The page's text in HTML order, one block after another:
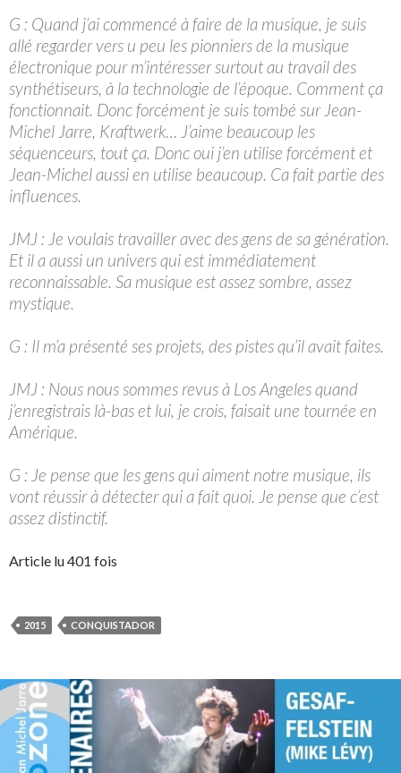
G : Quand j’ai commencé à faire de la musique, je suis
allé regarder vers u peu les pionniers de la musique
électronique pour m’intéresser surtout au travail des
synthétiseurs, à la technologie de l’époque. Comment ça
fonctionnait. Donc forcément je suis tombé sur Jean-
Michel Jarre, Kraftwerk… J’aime beaucoup les
séquenceurs, tout ça. Donc oui j’en utilise forcément et
Jean-Michel aussi en utilise beaucoup. Ca fait partie des
influences.
JMJ : Je voulais travailler avec des gens de sa génération.
Et il a aussi un univers qui est immédiatement
reconnaissable. Sa musique est assez sombre, assez
mystique.
G : Il m’a présenté ses projets, des pistes qu’il avait faites.
JMJ : Nous nous sommes revus à Los Angeles quand
j’enregistrais là-bas et lui, je crois, faisait une tournée en
Amérique.
G : Je pense que les gens qui aiment notre musique, ils
vont réussir à détecter qui a fait quoi. Je pense que c’est
assez distinctif.
Article lu 401 fois
2015 CONQUISTADOR